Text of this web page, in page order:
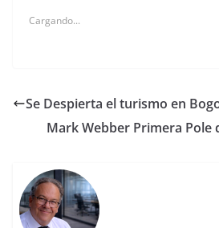
Cargando...
Se Despierta el turismo en
Mark Webber Primera Pole